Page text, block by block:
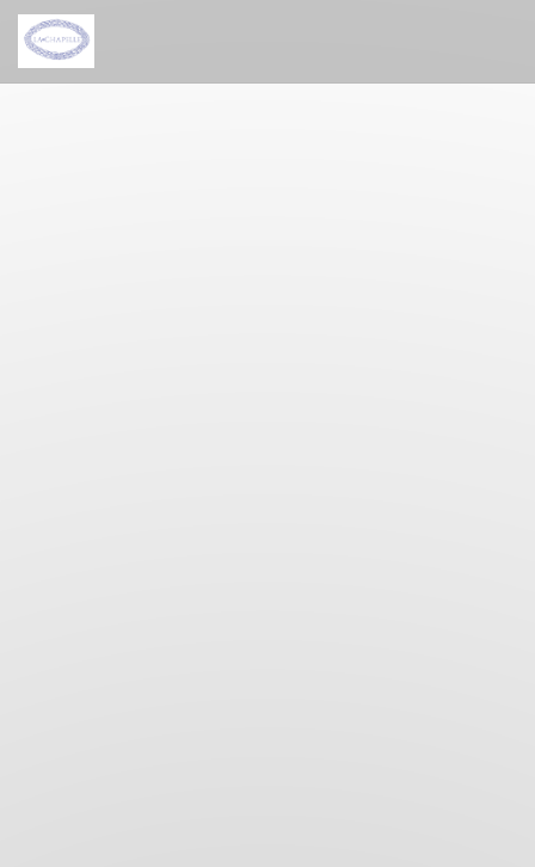
Πίνακας διαχείρισης "Μπισκότων" (Cookies)